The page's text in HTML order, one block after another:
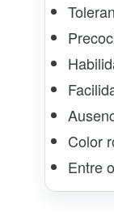
Color
Entre